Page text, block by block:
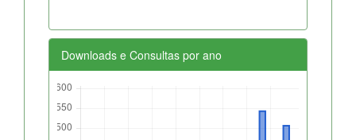
Downloads e Consultas por ano